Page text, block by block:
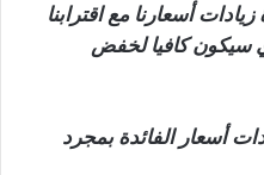
أسعارنا مع اقترابنا
كافيا لخفض
أسعار الفائدة بمجرد